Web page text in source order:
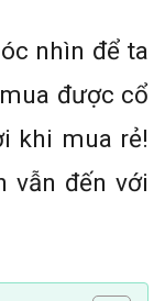
nhìn để ta
được cổ
khi mua rẻ!
vẫn đến với